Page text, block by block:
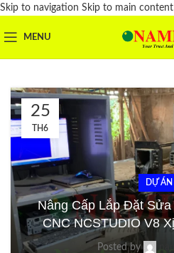
Skip to navigation Skip to main content
MENU
25
TH6
DỰ ÁN
Nâng Cấp Lắp Đặt
CNC NCSTUDIO V8
Posted by